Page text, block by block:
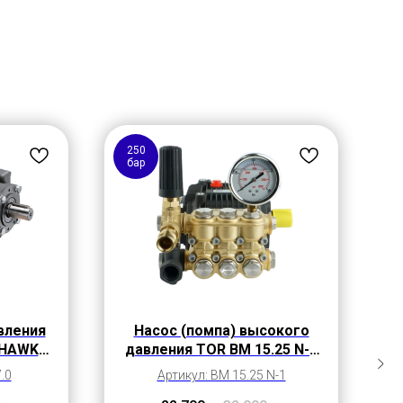
150
250
бар
Насос (помпа) высокого
давления TOR BM 15.25 N-1
с регулятором давления и
манометром
Артикул: BM 15.25 N-1